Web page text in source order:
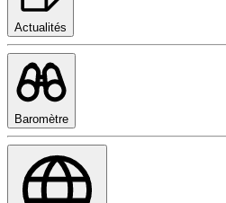
Actualités
Baromètre